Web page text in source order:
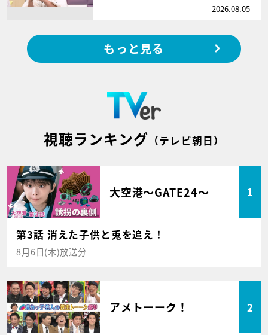
2026.08.05
もっと見る
視聴ランキング （テレビ朝日）
大空港～GATE24～ 1
第3話 消えた子供と兎を追え！
8月6日(木)放送分
アメトーーク！ 2